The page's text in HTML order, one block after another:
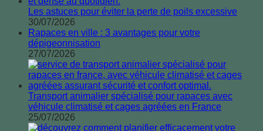
Les astuces pour éviter la perte de poils excessive
30/07/2026
Rapaces en ville : 3 avantages pour votre
dépigeonnisation
27/07/2026
Transport animalier spécialisé pour rapaces avec
véhicule climatisé et cages agréées en France
25/07/2026